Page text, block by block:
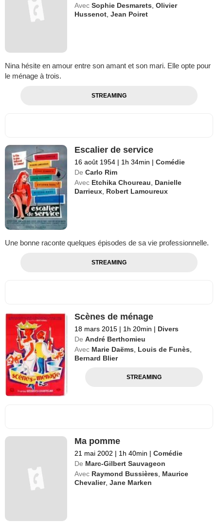
Avec Sophie Desmarets ,Olivier
Hussenot ,Jean Poiret
Nina hésite en amour entre son amant et son mari. Elle opte pour
le ménage à trois.
STREAMING
Escalier de service
16 août 1954 | 1h 34min | Comédie
De Carlo Rim
Avec Etchika Choureau
Danielle
Darrieux Robert Lamoureux
Une bonne raconte quelques épisodes de sa vie professionnelle.
STREAMING
Scènes de ménage
18 mars 2015 | 1h 20min | Divers
De André Berthomieu
Avec Marie Daëms, Louis de Funès,
Bernard Blier
STREAMING
Ma pomme
21 mai 2002 | 1h 40min | Comédie
De Marc-Gilbert Sauvageon
Avec Raymond Bussières, Maurice
Chevalier,Jane Marken